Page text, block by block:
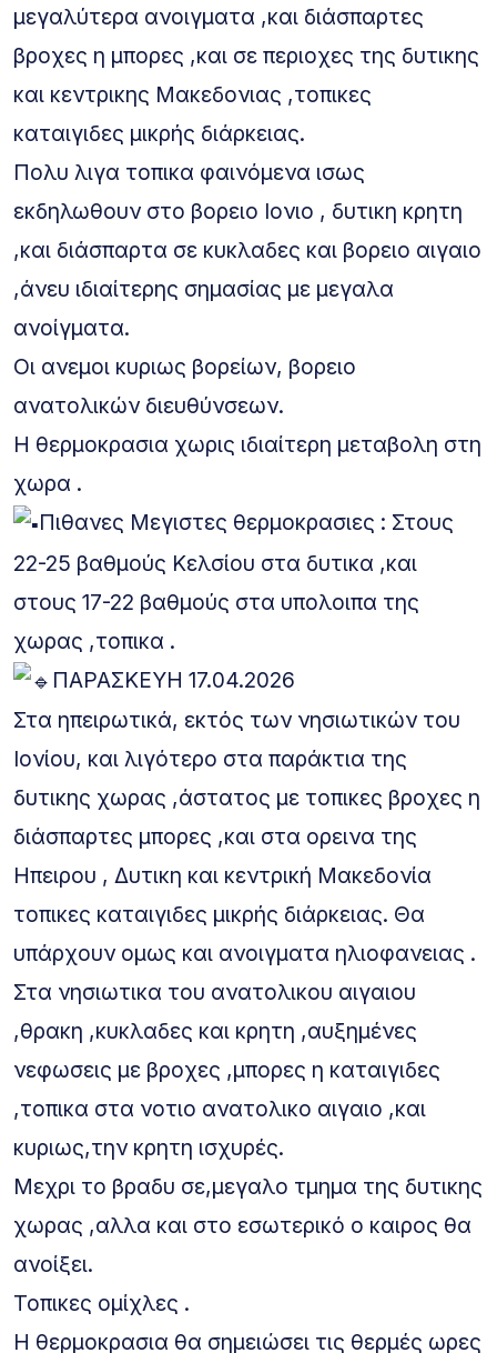
μεγαλύτερα ανοιγματα ,και διάσπαρτες
βροχες η μπορες ,και σε περιοχες της δυτικης
και κεντρικης Μακεδονιας ,τοπικες
καταιγιδες μικρής διάρκειας.
Πολυ λιγα τοπικα φαινόμενα ισως
εκδηλωθουν στο βορειο Ιονιο , δυτικη κρητη
,και διάσπαρτα σε κυκλαδες και βορειο αιγαιο
,άνευ ιδιαίτερης σημασίας με μεγαλα
ανοίγματα.
Οι ανεμοι κυριως βορείων, βορειο
ανατολικών διευθύνσεων.
Η θερμοκρασια χωρις ιδιαίτερη μεταβολη στη
χωρα .
Πιθανες Μεγιστες θερμοκρασιες : Στους
22-25 βαθμούς Κελσίου στα δυτικα ,και
στους 17-22 βαθμούς στα υπολοιπα της
χωρας ,τοπικα .
ΠΑΡΑΣΚΕΥΗ 17.04.2026
Στα ηπειρωτικά, εκτός των νησιωτικών του
Ιονίου, και λιγότερο στα παράκτια της
δυτικης χωρας ,άστατος με τοπικες βροχες η
διάσπαρτες μπορες ,και στα ορεινα της
Ηπειρου , Δυτικη και κεντρική Μακεδονία
τοπικες καταιγιδες μικρής διάρκειας. Θα
υπάρχουν ομως και ανοιγματα ηλιοφανειας .
Στα νησιωτικα του ανατολικου αιγαιου
,θρακη ,κυκλαδες και κρητη ,αυξημένες
νεφωσεις με βροχες ,μπορες η καταιγιδες
,τοπικα στα νοτιο ανατολικο αιγαιο ,και
κυριως,την κρητη ισχυρές.
Μεχρι το βραδυ σε,μεγαλο τμημα της δυτικης
χωρας ,αλλα και στο εσωτερικό ο καιρος θα
ανοίξει.
Τοπικες ομίχλες .
Η θερμοκρασια θα σημειώσει τις θερμές ωρες